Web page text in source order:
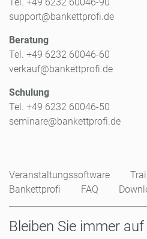
support@bankettprofi.de
Beratung
Tel. +49 6232 60046-60
verkauf@bankettprofi.de
Schulung
Tel. +49 6232 60046-50
seminare@bankettprofi.de
Veranstaltungssoftware
Bankettprofi
FAQ
Bleiben Sie immer